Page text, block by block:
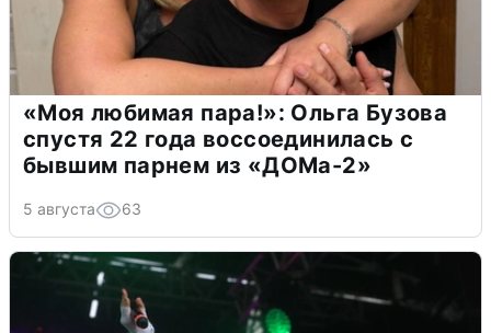
«Моя любимая пара!»: Ольга Бузова
спустя 22 года воссоединилась с
бывшим парнем из «ДОМа-2»
5 августа 63